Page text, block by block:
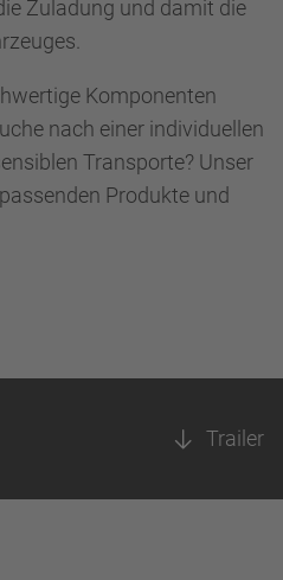
Zuladung und damit die
Komponenten
nach einer individuellen
Transporte? Unser
Produkte und
Trailer